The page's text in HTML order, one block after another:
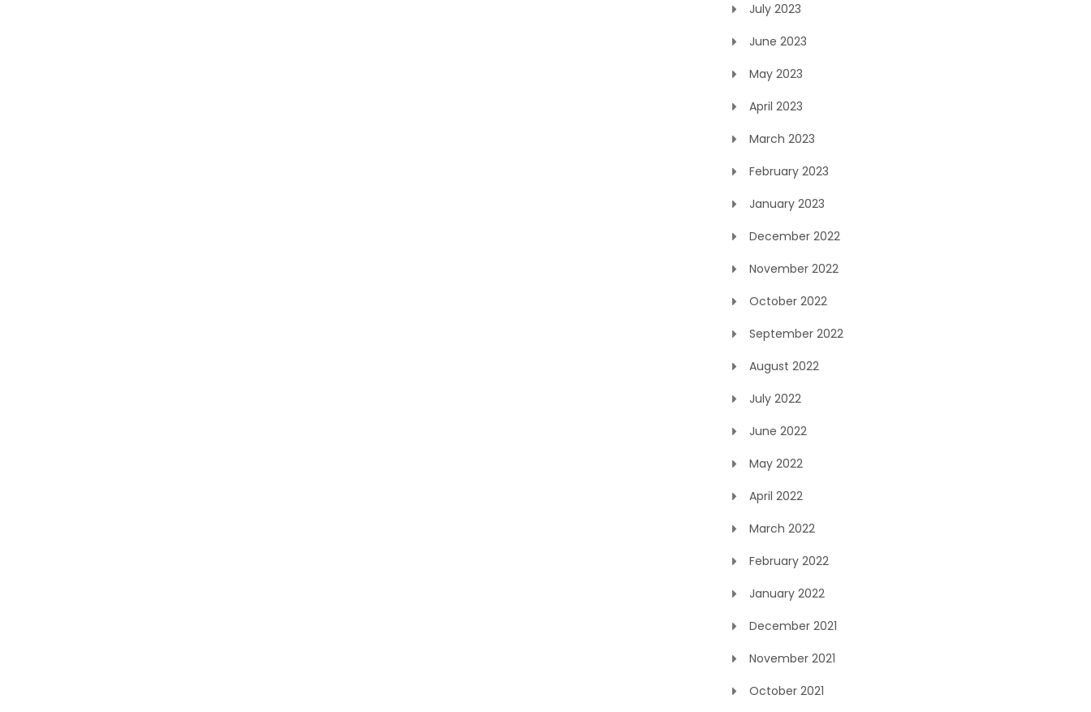
July 2023
June 2023
May 2023
April 2023
March 2023
February 2023
January 2023
December 2022
November 2022
October 2022
September 2022
August 2022
July 2022
June 2022
May 2022
April 2022
March 2022
February 2022
January 2022
December 2021
November 2021
October 2021